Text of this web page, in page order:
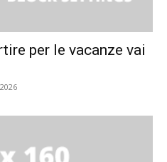
per le vacanze vai